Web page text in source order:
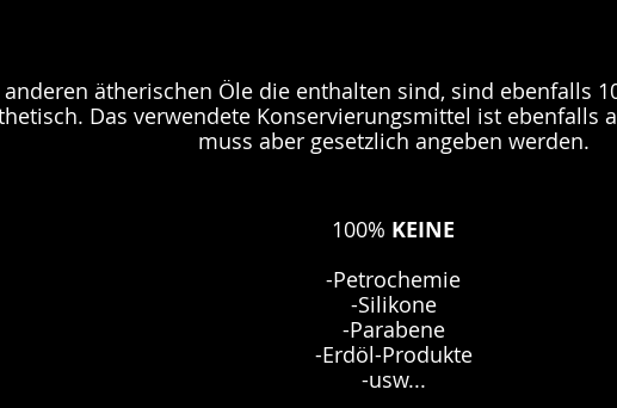
ätherischen Öle die enthalten sind, sind ebenfalls
Das verwendete Konservierungsmittel ist ebenfalls
muss aber gesetzlich angeben werden.
100% KEINE
-Petrochemie
-Silikone
-Parabene
-Erdöl-Produkte
-usw...